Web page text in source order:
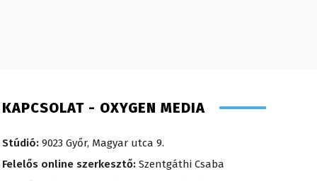
KAPCSOLAT - OXYGEN MEDIA
Stúdió: 9023 Győr, Magyar utca 9.
Felelős online szerkesztő: Szentgáthi Csaba